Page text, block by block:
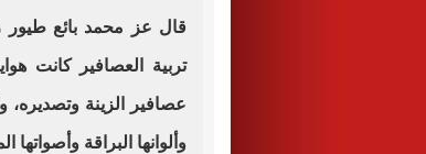
قال عز محمد بائع طيور
عصافير الزينة وتصديره،
وألوانها البراقة وأصواتها